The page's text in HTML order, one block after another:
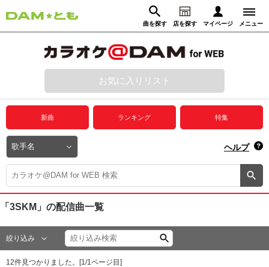
曲を探す 店を探す マイページ メニュー
動画からさがす 録音からさがす
ログイン
プレミアムサービス
DAM★とも動画
DAM★とも録音
カラオケ＠DAM
ユーザー検索
お気に入りリスト
新曲 ランキング 特集
ヘルプ
「3SKM」 の配信曲一覧
絞り込み
12件見つかりました。[1 /1 ページ目]